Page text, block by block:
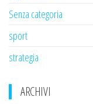
Senza categoria
sport
strategia
ARCHIVI